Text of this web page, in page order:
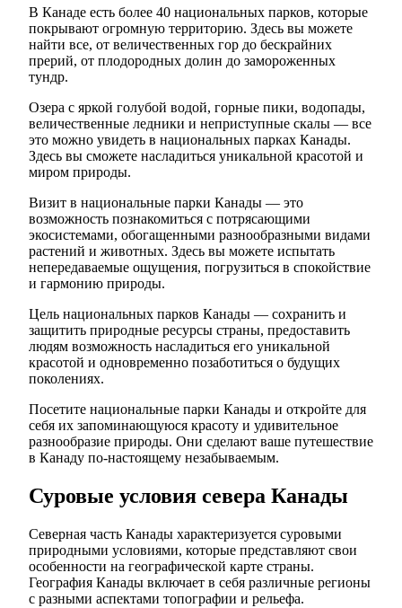
В Канаде есть более 40 национальных парков, которые
покрывают огромную территорию. Здесь вы можете
найти все, от величественных гор до бескрайних
прерий, от плодородных долин до замороженных
тундр.
Озера с яркой голубой водой, горные пики, водопады,
величественные ледники и неприступные скалы — все
это можно увидеть в национальных парках Канады.
Здесь вы сможете насладиться уникальной красотой и
миром природы.
Визит в национальные парки Канады — это
возможность познакомиться с потрясающими
экосистемами, обогащенными разнообразными видами
растений и животных. Здесь вы можете испытать
непередаваемые ощущения, погрузиться в спокойствие
и гармонию природы.
Цель национальных парков Канады — сохранить и
защитить природные ресурсы страны, предоставить
людям возможность насладиться его уникальной
красотой и одновременно позаботиться о будущих
поколениях.
Посетите национальные парки Канады и откройте для
себя их запоминающуюся красоту и удивительное
разнообразие природы. Они сделают ваше путешествие
в Канаду по-настоящему незабываемым.
Суровые условия севера Канады
Северная часть Канады характеризуется суровыми
природными условиями, которые представляют свои
особенности на географической карте страны.
География Канады включает в себя различные регионы
с разными аспектами топографии и рельефа.